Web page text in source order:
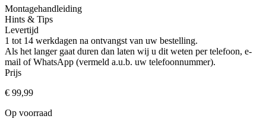
Montagehandleiding
Hints & Tips
Levertijd
1 tot 14 werkdagen na ontvangst van uw bestelling.
Als het langer gaat duren dan laten wij u dit weten per telefoon, e-
mail of WhatsApp (vermeld a.u.b. uw telefoonnummer).
Prijs
€ 99,99
Op voorraad